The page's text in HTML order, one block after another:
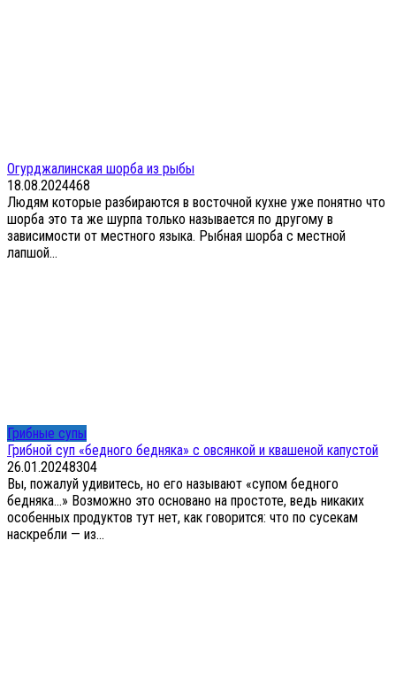
Огурджалинская шорба из рыбы
18.08.2024468
Людям которые разбираются в восточной кухне уже понятно что
шорба это та же шурпа только называется по другому в
зависимости от местного языка. Рыбная шорба с местной
лапшой...
Грибные супы
Грибной суп «бедного бедняка» с овсянкой и квашеной капустой
26.01.20248304
Вы, пожалуй удивитесь, но его называют «супом бедного
бедняка…» Возможно это основано на простоте, ведь никаких
особенных продуктов тут нет, как говорится: что по сусекам
наскребли — из...